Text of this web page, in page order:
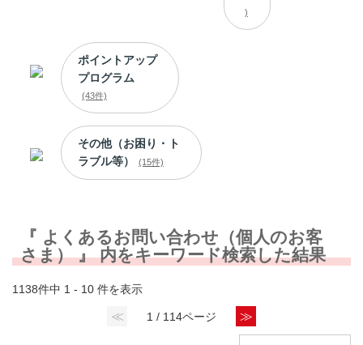
)
ポイントアップ
プログラム
(43件)
その他（お困り・ト
ラブル等）
(15件)
『 よくあるお問い合わせ（個人のお客
さま） 』 内をキーワード検索した結果
1138件中 1 - 10 件を表示
≪ 1 / 114ページ ≫